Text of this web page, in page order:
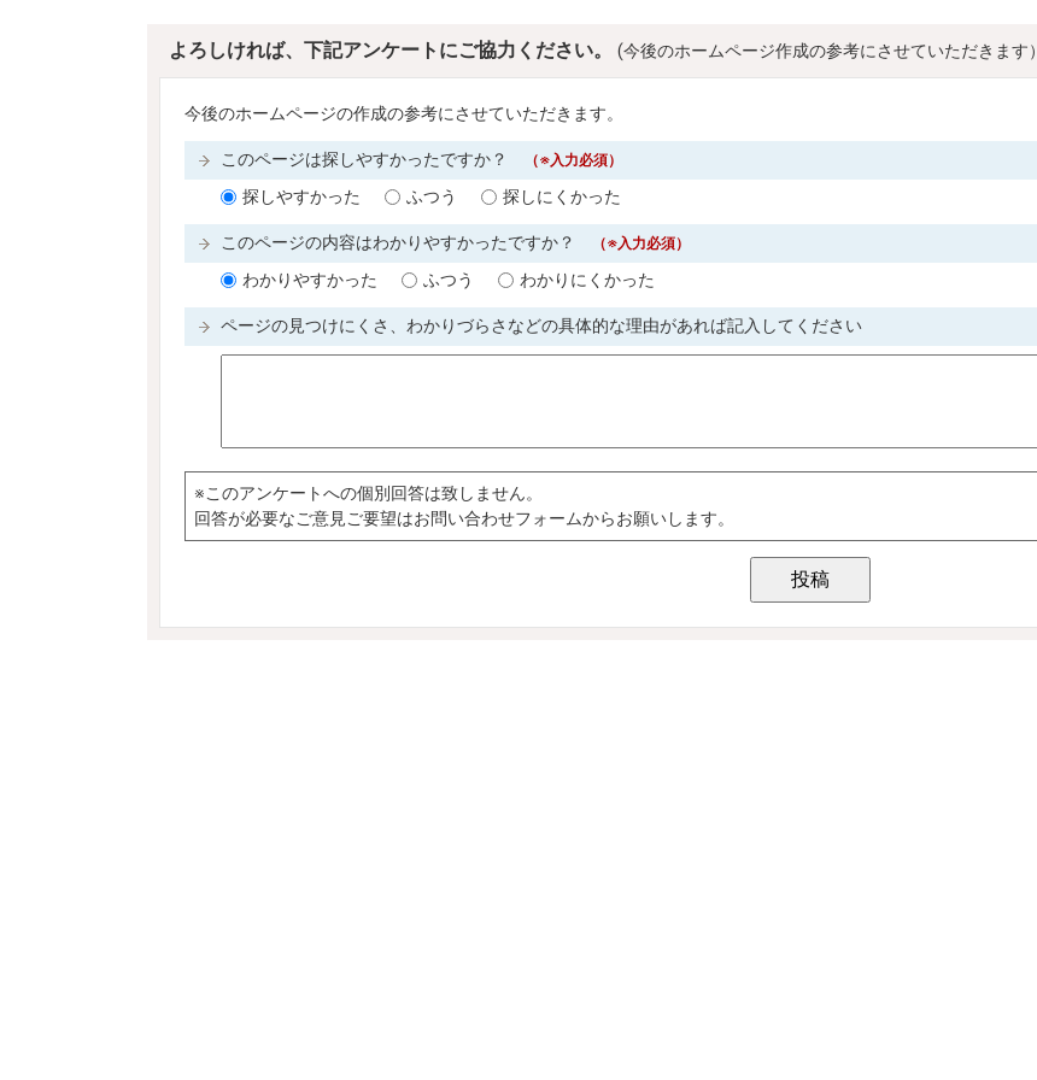
よろしければ、下記アンケートにご協力ください。 (今後のホームページ作成の参考にさせていただきます）
今後のホームページの作成の参考にさせていただきます。
このページは探しやすかったですか？ （※入力必須）
探しやすかった ふつう 探しにくかった
このページの内容はわかりやすかったですか？ （※入力必須）
わかりやすかった ふつう わかりにくかった
ページの見つけにくさ、わかりづらさなどの具体的な理由があれば記入してください
※このアンケートへの個別回答は致しません。
回答が必要なご意見ご要望はお問い合わせフォームからお願いします。